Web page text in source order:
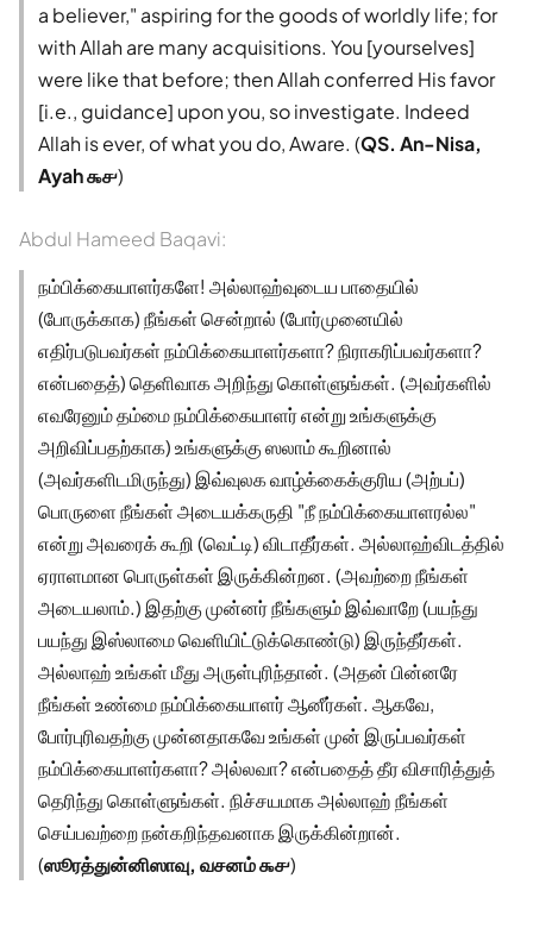
a believer," aspiring for the goods of worldly life; for
with Allah are many acquisitions. You [yourselves]
were like that before; then Allah conferred His favor
[i.e., guidance] upon you, so investigate. Indeed
Allah is ever, of what you do, Aware. (QS. An-Nisa,
Ayah ௯௪)
Abdul Hameed Baqavi:
நம்பிக்கையாளர்களே! அல்லாஹ்வுடைய பாதையில்
(போருக்காக) நீங்கள் சென்றால் (போர்முனையில்
எதிர்படுபவர்கள் நம்பிக்கையாளர்களா? நிராகரிப்பவர்களா?
என்பதைத்) தெளிவாக அறிந்து கொள்ளுங்கள். (அவர்களில்
எவரேனும் தம்மை நம்பிக்கையாளர் என்று உங்களுக்கு
அறிவிப்பதற்காக) உங்களுக்கு ஸலாம் கூறினால்
(அவர்களிடமிருந்து) இவ்வுலக வாழ்க்கைக்குரிய (அற்பப்)
பொருளை நீங்கள் அடையக்கருதி "நீ நம்பிக்கையாளரல்ல"
என்று அவரைக் கூறி (வெட்டி) விடாதீர்கள். அல்லாஹ்விடத்தில்
ஏராளமான பொருள்கள் இருக்கின்றன. (அவற்றை நீங்கள்
அடையலாம்.) இதற்கு முன்னர் நீங்களும் இவ்வாறே (பயந்து
பயந்து இஸ்லாமை வெளியிட்டுக்கொண்டு) இருந்தீர்கள்.
அல்லாஹ் உங்கள் மீது அருள்புரிந்தான். (அதன் பின்னரே
நீங்கள் உண்மை நம்பிக்கையாளர் ஆனீர்கள். ஆகவே,
போர்புரிவதற்கு முன்னதாகவே உங்கள் முன் இருப்பவர்கள்
நம்பிக்கையாளர்களா? அல்லவா? என்பதைத் தீர விசாரித்துத்
தெரிந்து கொள்ளுங்கள். நிச்சயமாக அல்லாஹ் நீங்கள்
செய்பவற்றை நன்கறிந்தவனாக இருக்கின்றான்.
(ஸூரத்துன்னிஸாவு, வசனம் ௯௪)